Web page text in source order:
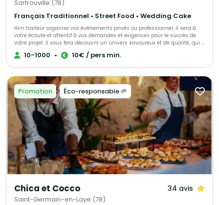
Sartrouville (78)
Français Traditionnel • Street Food • Wedding Cake
Him traiteur organise vos événements privés ou professionnel, il sera à
votre écoute et attentif à vos demandes et exigences pour le succès de
votre projet. Il vous fera découvrir un univers savoureux et de qualité, qui a
déjà trouvé satisfaction pour de nombreux clients.
10-1000 • 10€ / pers min.
Promotion Éco-responsable 🌱
Chica et Cocco 34 avis
Saint-Germain-en-Laye (78)